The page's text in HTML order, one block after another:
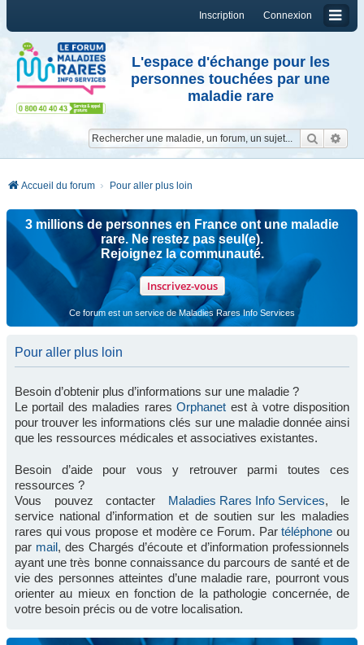
Connexion
Inscription
L'espace d'échange pour les
personnes touchées par une
maladie rare
Accueil du forum Pour aller plus loin
3 millions de personnes en France ont une maladie
rare. Ne restez pas seul(e).
Rejoignez la communauté.
Inscrivez-vous
Ce forum est un service de Maladies Rares Info Services
Pour aller plus loin
Besoin d’obtenir plus d’informations sur une maladie ?
Le portail des maladies raresOrphanet est à votre disposition
pour trouver les informations clés sur une maladie donnée ainsi
que les ressources médicales et associatives existantes.
Besoin d’aide pour vous y retrouver parmi toutes ces
ressources ?
Vous pouvez contacter Maladies Rares Info Services, le
service national d’information et de soutien sur les maladies
rares qui vous propose et modère ce Forum. Partéléphone ou
par mail, des Chargés d’écoute et d’information professionnels
ayant une très bonne connaissance du parcours de santé et de
vie des personnes atteintes d’une maladie rare, pourront vous
orienter au mieux en fonction de la pathologie concernée, de
votre besoin précis ou de votre localisation.